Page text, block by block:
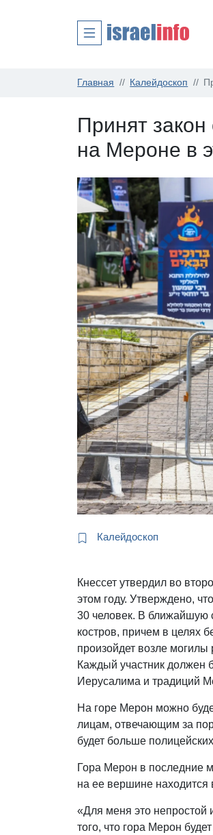
Главная Калейдоскоп
Принят
на Мероне в
Калейдоскоп
Кнессет утвердил во
этом году. Утверждено,
30 человек. В ближайшую
костров, причем в целях
произойдет возле
Каждый участник должен
Иерусалима и традиций
На горе Мерон можно
лицам, отвечающим за
будет больше
Гора Мерон в последние
на ее вершине
«Для меня это непростой
того, что гора Мерон